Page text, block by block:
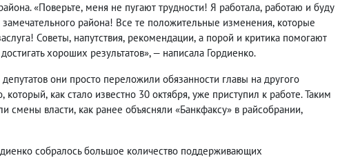
«Поверьте, меня не пугают трудности! Я работала, работаю и буду
района! Все те положительные изменения, которые
Советы, напутствия, рекомендации, а порой и критика помогают
хороших результатов», — написала Гордиенко.
депутатов они просто переложили обязанности главы на другого
, который, как стало известно 30 октября, уже приступил к работе. Таким
смены власти, как ранее объясняли «Банкфаксу» в райсобрании,
собралось большое количество поддерживающих